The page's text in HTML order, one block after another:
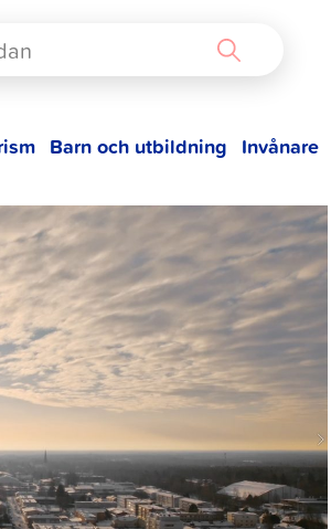
Barn och utbildning Invånare